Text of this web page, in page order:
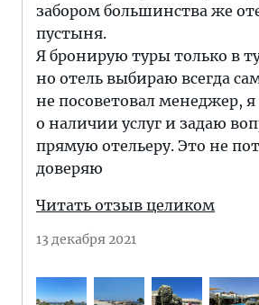
забором большинства же
пустыня.
Я бронирую туры только в
но отель выбираю всегда
не посоветовал менеджер, я
о наличии услуг и задаю
прямую отельеру. Это не
доверяю
Читать отзыв целиком
13 декабря 2021